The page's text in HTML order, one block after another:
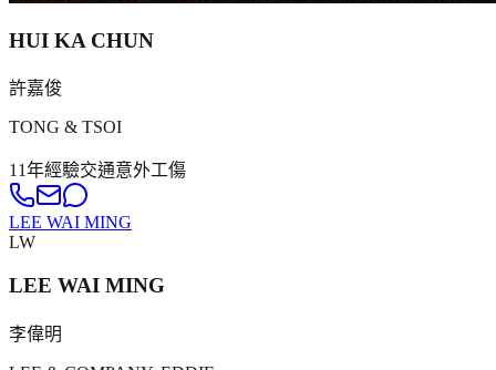
HUI KA CHUN
許嘉俊
TONG & TSOI
11年經驗交通意外工傷
LEE WAI MING
LW
LEE WAI MING
李偉明